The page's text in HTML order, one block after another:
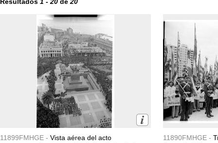
11899FMHGE - Vista aérea del acto
11890FMHGE -